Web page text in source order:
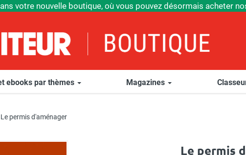
votre nouvelle boutique, où vous pouvez désormais acheter
ebooks par thèmes Magazines
Le permis d'aménager
Le permis